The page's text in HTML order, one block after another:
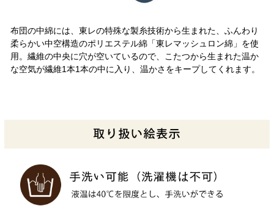
布団の中綿には、東レの特殊な製糸技術から生まれた、ふんわり
柔らかい中空構造のポリエステル綿「東レマッシュロン綿」を使
用。繊維の中央に穴が空いているので、こたつから生まれた温か
な空気が繊維1本1本の中に入り、温かさをキープしてくれます。